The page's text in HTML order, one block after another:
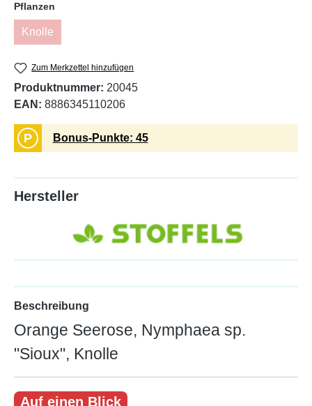
Pflanzen
Knolle
(Diese Option ist zurzeit nicht verfügbar.)
Zum Merkzettel hinzufügen
Produktnummer: 20045
EAN: 8886345110206
P Bonus-Punkte: 45
Hersteller
Beschreibung
Orange Seerose, Nymphaea sp.
"Sioux", Knolle
Auf einen Blick